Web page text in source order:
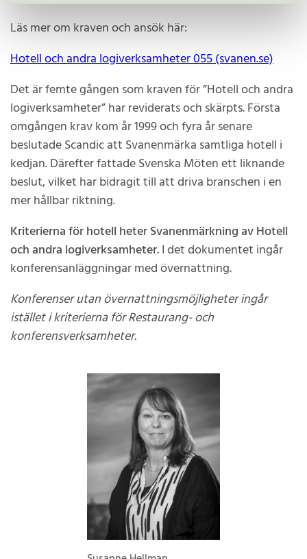
Läs mer om kraven och ansök här:
Hotell och andra logiverksamheter 055 (svanen.se)
Det är femte gången som kraven för ”Hotell och andra
logiverksamheter” har reviderats och skärpts. Första
omgången krav kom år 1999 och fyra år senare
beslutade Scandic att Svanenmärka samtliga hotell i
kedjan. Därefter fattade Svenska Möten ett liknande
beslut, vilket har bidragit till att driva branschen i en
mer hållbar riktning.
Kriterierna för hotell heter Svanenmärkning av Hotell
och andra logiverksamheter.I det dokumentet ingår
konferensanläggningar med övernattning.
Konferenser utan övernattningsmöjligheter ingår
istället i kriterierna för Restaurang- och
konferensverksamheter.